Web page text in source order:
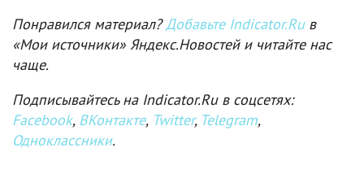
Понравился материал?Добавьте Indicator.Ruв
«Мои источники» Яндекс.Новостей и читайте нас
чаще.
Подписывайтесь на Indicator.Ru в соцсетях:
Facebook, ВКонтакте, Twitter, Telegram,
Одноклассники.